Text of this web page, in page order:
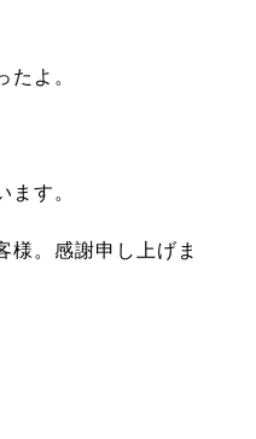
よ。
す。
様。感謝申し上げま